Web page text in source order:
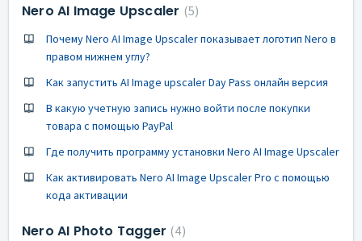
Nero AI Image Upscaler 5
Почему Nero AI Image Upscaler показывает логотип Nero в
правом нижнем углу?
Как запустить AI Image upscaler Day Pass онлайн версия
В какую учетную запись нужно войти после покупки
товара с помощью PayPal
Где получить программу установки Nero AI Image Upscaler
Как активировать Nero AI Image Upscaler Pro с помощью
кода активации
Nero AI Photo Tagger 4